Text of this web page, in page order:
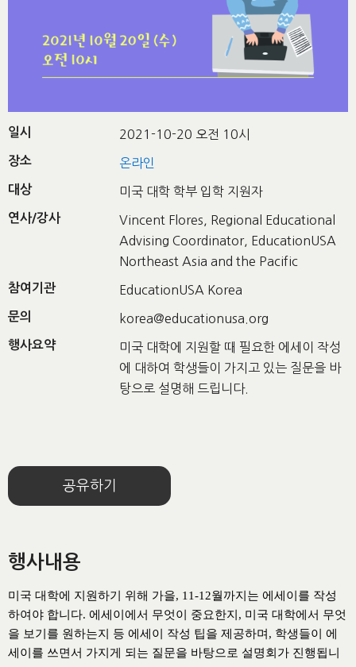
일시 2021-10-20 오전 10시
장소 온라인
대상 미국 대학 학부 입학 지원자
연사/강사
Vincent Flores, Regional Educational
Advising Coordinator, EducationUSA
Northeast Asia and the Pacific
참여기관 EducationUSA Korea
문의 korea@educationusa.org
행사요약
미국 대학에 지원할 때 필요한 에세이 작성
에 대하여 학생들이 가지고 있는 질문을 바
탕으로 설명해 드립니다.
공유하기
행사내용
미국 대학에 지원하기 위해 가을, 11-12월까지는 에세이를 작성
하여야 합니다. 에세이에서 무엇이 중요한지 , 미국 대학에서 무엇
을 보기를 원하는지 등 에세이 작성 팁을 제공하며 , 학생들이 에
세이를 쓰면서 가지게 되는 질문을 바탕으로 설명회가 진행됩니